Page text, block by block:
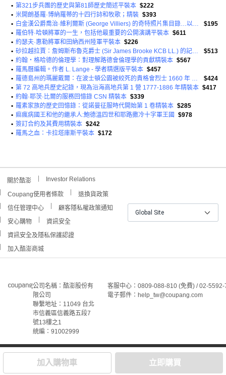
加入購物車 立即購買
• 第321步兵團的歷史與第81師歷史簡述平裝本 $222
• 米開朗基羅·博納羅蒂的十四行詩和牧歌；精裝 $393
•
$195
• 羅伯特·哈頓將軍的一生，包括他最重要的公開演講平裝本 $611
• 約瑟夫·惠勒將軍和田納西州陸軍平裝本 $226
•
$513
• 約翰‧格哈德的倫理學：對理解路德會倫理學的貢獻精裝本 $567
• 羅馬曆編輯。作者 L. Lange - 學者精選版平裝本 $457
•
$424
• 第 72 高地兵歷史記錄，現為沿海高地兵第 1 營 1777-1886 年精裝本 $417
• 約翰·耶茨·比爾的服務回憶錄 CSN 精裝本 $339
• 羅素家族的歷史回憶錄：從諾曼征服時代開始第 1 卷精裝本 $285
• 痲瘋病國王和他的繼承人:鮑德溫四世和耶路撒冷十字軍王國
$978
• 簽訂合約及其費用精裝本 $242
• 羅馬之血：卡拉塔庫斯平裝本 $172
關於酷澎 Investor Relations
Coupang使用者條款
退換貨政策
信任管理中心
顧客隱私權政策通知
安心購物
資訊安全
資訊安全及隱私保護認證
加入酷澎商城
Global Site
公司名稱：酷澎股份有
限公司
聯繫地址：11049 台北
市信義區信義路五段7
號13樓之1
統編：91002999
客服中心：0809-088-810 (免費) / 02-
電子郵件：help_tw@coupang.com
©Coupang Taiwan Co., Ltd. 保留所有權利。
本網站上顯示的所有商標、標誌和服務標誌均為酷澎股份有
限公司和/或其在美國和其他國家/地區註冊之關聯公司之所